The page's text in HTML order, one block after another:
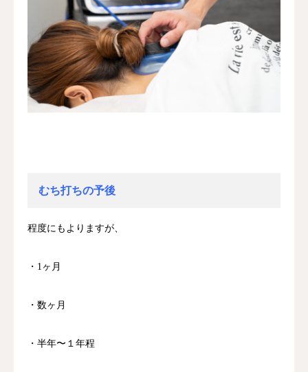
むち打ちの予後
程度にもよりますが、
・1ヶ月
・数ヶ月
・半年〜１年程